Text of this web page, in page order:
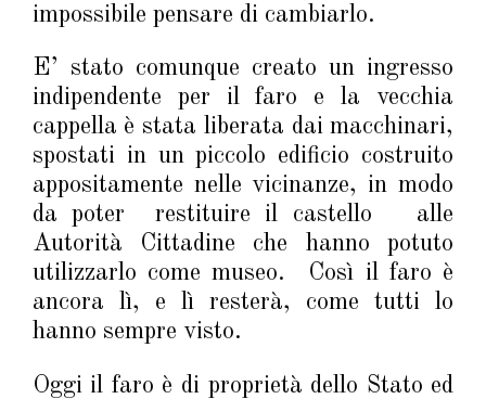
impossibile pensare di cambiarlo.
E’ stato comunque creato un ingresso
indipendente per il faro e la vecchia
cappella è stata liberata dai macchinari,
spostati in un piccolo edificio costruito
appositamente nelle vicinanze, in modo
da poter restituire il castello alle
Autorità Cittadine che hanno potuto
utilizzarlo come museo. Così il faro è
ancora lì, e lì resterà, come tutti lo
hanno sempre visto.
Oggi il faro è di proprietà dello Stato ed